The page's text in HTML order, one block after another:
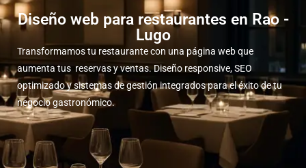
Diseño web para restaurantes en Rao -
Lugo
Transformamos tu restaurante con una página web que
aumenta tus reservas y ventas. Diseño responsive, SEO
optimizado y sistemas de gestión integrados para el éxito de tu
negocio gastronómico.